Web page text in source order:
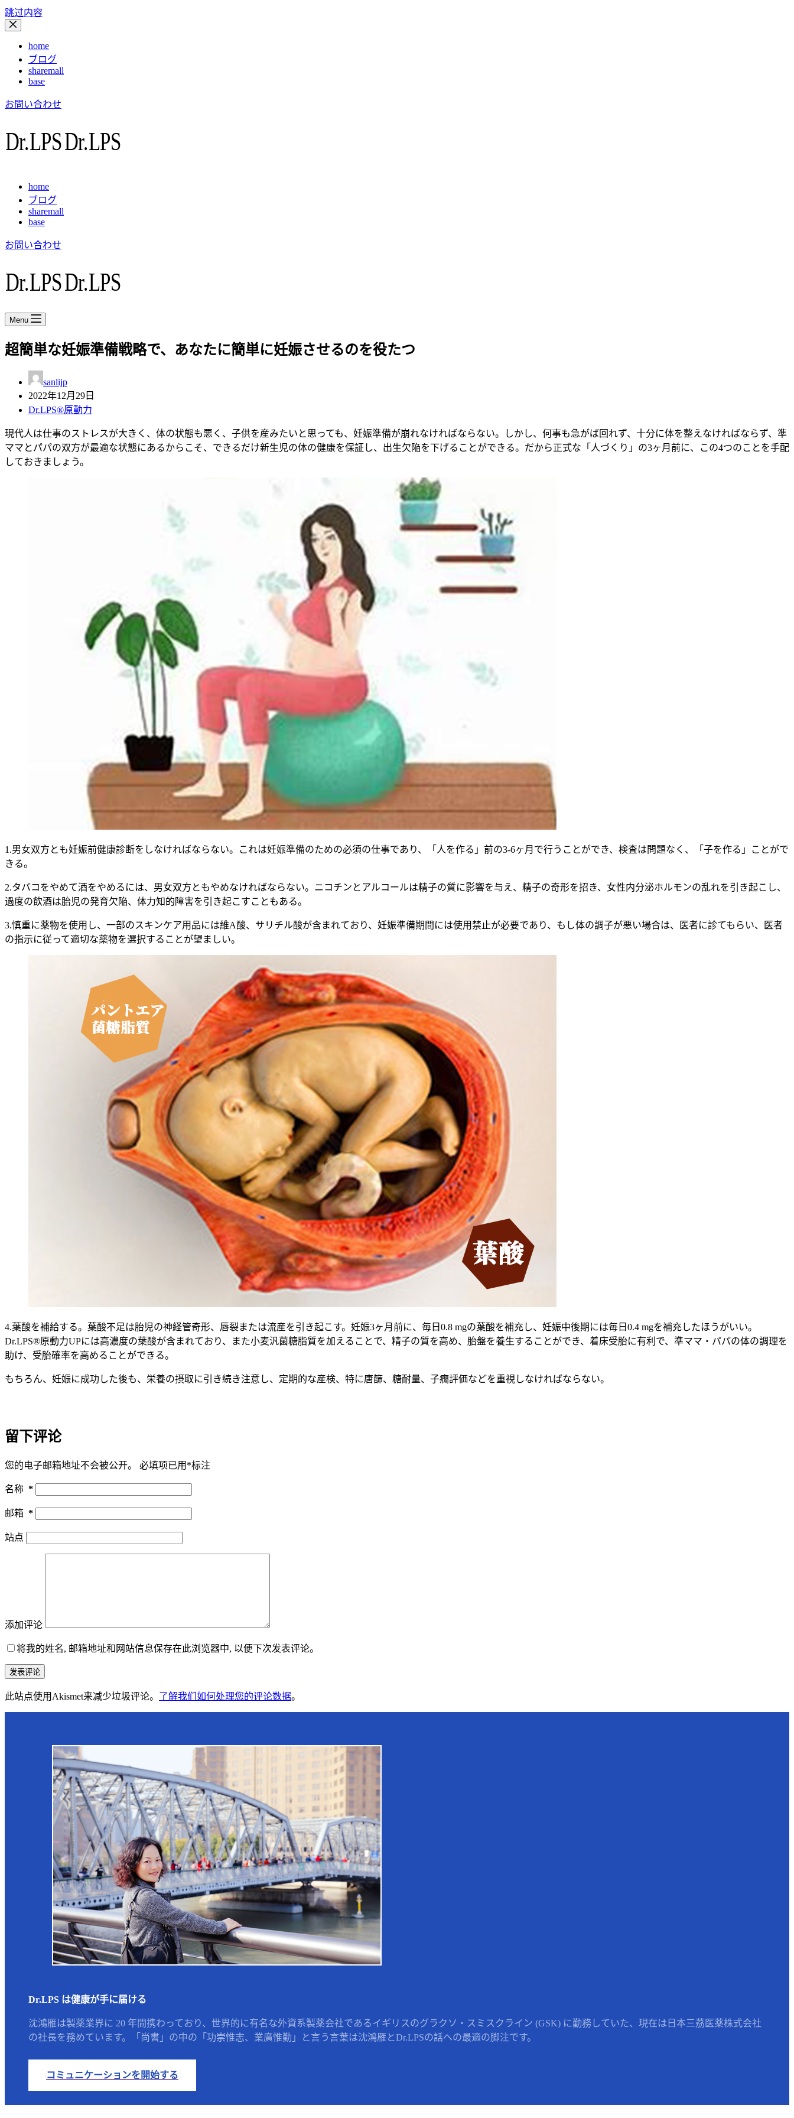
跳过内容
home
ブログ
sharemall
base
お問い合わせ
home
ブログ
sharemall
base
お問い合わせ
Menu
超簡単な妊娠準備戦略で、あなたに簡単に妊娠させるのを役たつ
sanlijp
2022年12月29日
Dr.LPS®原動力
現代人は仕事のストレスが大きく、体の状態も悪く、子供を産みたいと思っても、妊娠準備が崩れなければならない。しかし、何事も急がば回れず、十分に体を整えなければならず、準
ママとパパの双方が最適な状態にあるからこそ、できるだけ新生児の体の健康を保証し、出生欠陥を下げることができる。だから正式な「人づくり」の3ヶ月前に、この4つのことを手配
しておきましょう。
1.男女双方とも妊娠前健康診断をしなければならない。これは妊娠準備のための必須の仕事であり、「人を作る」前の3-6ヶ月で行うことができ、検査は問題なく、「子を作る」ことがで
きる。
2.タバコをやめて酒をやめるには、男女双方ともやめなければならない。ニコチンとアルコールは精子の質に影響を与え、精子の奇形を招き、女性内分泌ホルモンの乱れを引き起こし、
過度の飲酒は胎児の発育欠陥、体力知的障害を引き起こすこともある。
3.慎重に薬物を使用し、一部のスキンケア用品には維A酸、サリチル酸が含まれており、妊娠準備期間には使用禁止が必要であり、もし体の調子が悪い場合は、医者に診てもらい、医者
の指示に従って適切な薬物を選択することが望ましい。
4.葉酸を補給する。葉酸不足は胎児の神経管奇形、唇裂または流産を引き起こす。妊娠3ヶ月前に、毎日0.8 mgの葉酸を補充し、妊娠中後期には毎日0.4 mgを補充したほうがいい。
Dr.LPS®原動力UPには高濃度の葉酸が含まれており、また小麦汎菌糖脂質を加えることで、精子の質を高め、胎盤を養生することができ、着床受胎に有利で、準ママ・パパの体の調理を
助け、受胎確率を高めることができる。
もちろん、妊娠に成功した後も、栄養の摂取に引き続き注意し、定期的な産検、特に唐篩、糖耐量、子癇評価などを重視しなければならない。
留下评论
您的电子邮箱地址不会被公开。 必填项已用 *标注
名称 *
邮箱 *
站点
添加评论
将我的姓名, 邮箱地址和网站信息保存在此浏览器中, 以便下次发表评论。
发表评论
此站点使用Akismet来减少垃圾评论。 了解我们如何处理您的评论数据。
Dr.LPS は健康が手に届ける
沈鴻雁は製薬業界に 20 年間携わっており、世界的に有名な外資系製薬会社であるイギリスのグラクソ・スミスクライン (GSK) に勤務していた、現在は日本三茘医薬株式会社
の社長を務めています。「尚書」の中の「功崇惟志、業廣惟勤」と言う言葉は沈鴻雁とDr.LPSの話への最適の脚注です。
コミュニケーションを開始する